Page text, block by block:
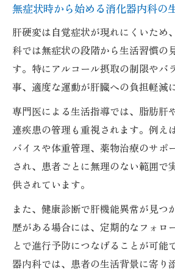
無症状時から始める消化器内科の
肝硬変は自覚症状が現れにくいため
科では無症状の段階から生活習慣の
す。特にアルコール摂取の制限やバ
事、適度な運動が肝臓への負担軽減
専門医による生活指導では、脂肪肝
連疾患の管理も重視されます。例え
バイスや体重管理、薬物治療のサポ
され、患者ごとに無理のない範囲で
供されています。
また、健康診断で肝機能異常が見つ
歴がある場合には、定期的なフォロ
とで進行予防につなげることが可能
器内科では、患者の生活背景に寄り